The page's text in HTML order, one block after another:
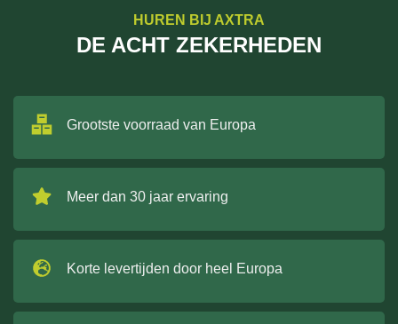
HUREN BIJ AXTRA
DE ACHT ZEKERHEDEN
Grootste voorraad van Europa
Meer dan 30 jaar ervaring
Korte levertijden door heel Europa